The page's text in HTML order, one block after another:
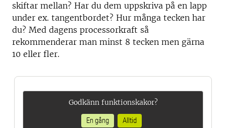
skiftar mellan? Har du dem uppskriva på en lapp
under ex. tangentbordet? Hur många tecken har
du? Med dagens processorkraft så
rekommenderar man minst 8 tecken men gärna
10 eller fler.
Godkänn funktionskakor?
En gång
Alltid